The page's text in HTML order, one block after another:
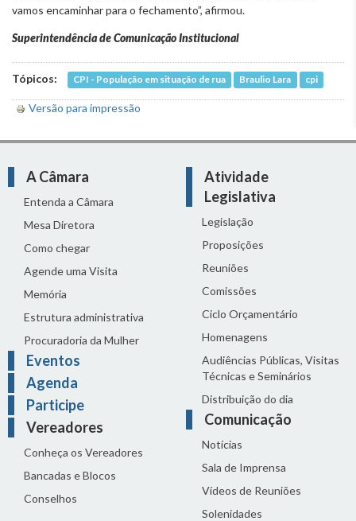
vamos encaminhar para o fechamento”, afirmou.
Superintendência de Comunicação Institucional
Tópicos: CPI - População em situação de rua Braulio Lara cpi
Versão para impressão
A Câmara
Entenda a Câmara
Mesa Diretora
Como chegar
Agende uma Visita
Memória
Estrutura administrativa
Procuradoria da Mulher
Eventos
Agenda
Participe
Vereadores
Conheça os Vereadores
Bancadas e Blocos
Conselhos
Atividade
Legislativa
Legislação
Proposições
Reuniões
Comissões
Ciclo Orçamentário
Homenagens
Audiências Públicas, Visitas
Técnicas e Seminários
Distribuição do dia
Comunicação
Notícias
Sala de Imprensa
Vídeos de Reuniões
Solenidades